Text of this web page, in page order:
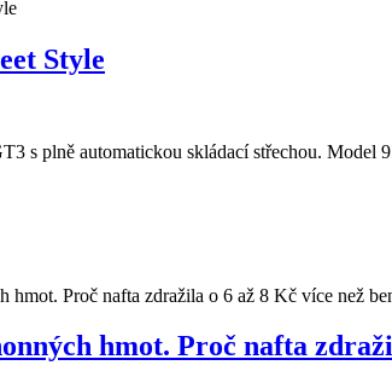
Style
s plně automatickou skládací střechou. Model
hmot. Proč nafta